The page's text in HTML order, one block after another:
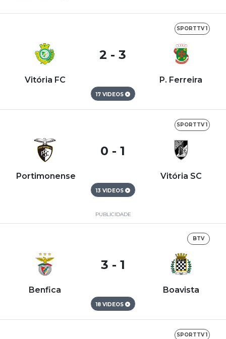
SPORTTV 1
Vitória FC
2 - 3
P. Ferreira
17 VIDEOS
SPORTTV 1
Portimonense
0 - 1
Vitória SC
13 VIDEOS
PUBLICIDADE
BTV
Benfica
3 - 1
Boavista
18 VIDEOS
SPORTTV 1